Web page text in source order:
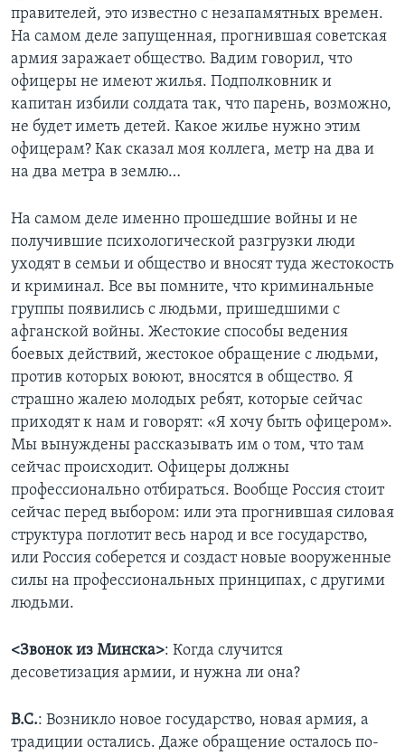
правителей, это известно с незапамятных времен.
На самом деле запущенная, прогнившая советская
армия заражает общество. Вадим говорил, что
офицеры не имеют жилья. Подполковник и
капитан избили солдата так, что парень, возможно,
не будет иметь детей. Какое жилье нужно этим
офицерам? Как сказал моя коллега, метр на два и
на два метра в землю…
На самом деле именно прошедшие войны и не
получившие психологической разгрузки люди
уходят в семьи и общество и вносят туда жестокость
и криминал. Все вы помните, что криминальные
группы появились с людьми, пришедшими с
афганской войны. Жестокие способы ведения
боевых действий, жестокое обращение с людьми,
против которых воюют, вносятся в общество. Я
страшно жалею молодых ребят, которые сейчас
приходят к нам и говорят: «Я хочу быть офицером».
Мы вынуждены рассказывать им о том, что там
сейчас происходит. Офицеры должны
профессионально отбираться. Вообще Россия стоит
сейчас перед выбором: или эта прогнившая силовая
структура поглотит весь народ и все государство,
или Россия соберется и создаст новые вооруженные
силы на профессиональных принципах, с другими
людьми.
<Звонок из Минска>: Когда случится
десоветизация армии, и нужна ли она?
В.С.: Возникло новое государство, новая армия, а
традиции остались. Даже обращение осталось по-